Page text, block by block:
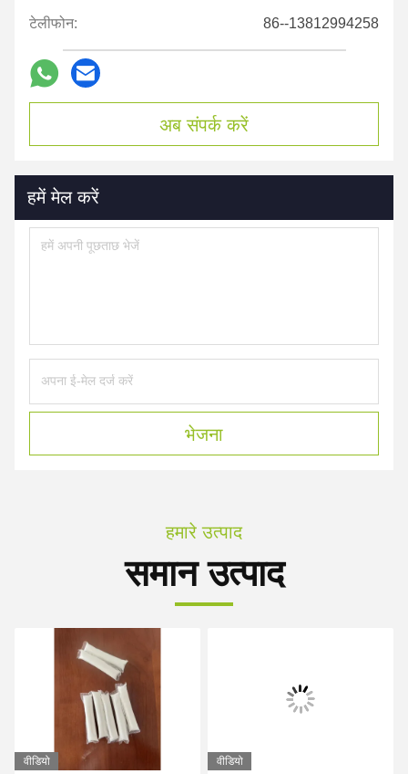
टेलीफोन: 86--13812994258
अब संपर्क करें
हमें मेल करें
भेजना
हमारे उत्पाद
समान उत्पाद
वीडियो वीडियो